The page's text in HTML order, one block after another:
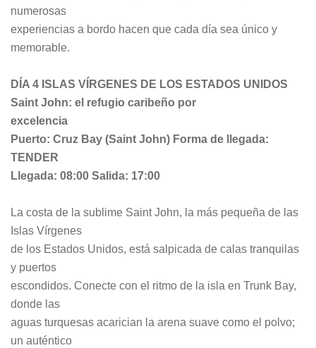
numerosas
experiencias a bordo hacen que cada día sea único y
memorable.
DÍA 4 ISLAS VÍRGENES DE LOS ESTADOS UNIDOS
Saint John: el refugio caribeño por
excelencia
Puerto: Cruz Bay (Saint John) Forma de llegada:
TENDER
Llegada: 08:00 Salida: 17:00
La costa de la sublime Saint John, la más pequeña de las
Islas Vírgenes
de los Estados Unidos, está salpicada de calas tranquilas
y puertos
escondidos. Conecte con el ritmo de la isla en Trunk Bay,
donde las
aguas turquesas acarician la arena suave como el polvo;
un auténtico